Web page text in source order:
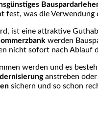
fest, was die Verwendung
ist eine attraktive
werden
nicht sofort nach Ablauf
werden und es
anstreben oder
sichern und so schon